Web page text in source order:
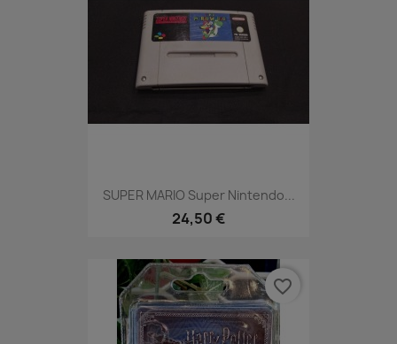
SUPER MARIO Super Nintendo...
24,50 €
favorite_border